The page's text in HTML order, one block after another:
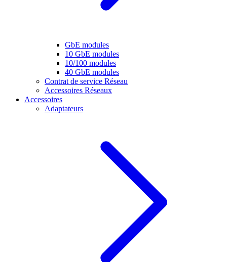
GbE modules
10 GbE modules
10/100 modules
40 GbE modules
Contrat de service Réseau
Accessoires Réseaux
Accessoires
Adaptateurs